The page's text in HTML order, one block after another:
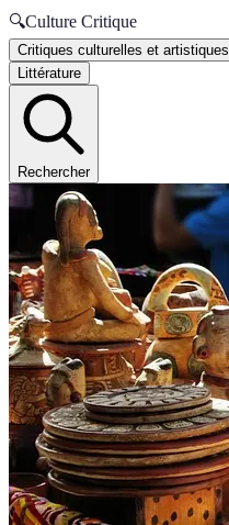
🔍Culture Critique
Critiques culturelles et artistiques
Littérature
Rechercher